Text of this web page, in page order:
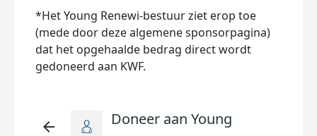
*Het Young Renewi-bestuur ziet erop toe
(mede door deze algemene sponsorpagina)
dat het opgehaalde bedrag direct wordt
gedoneerd aan KWF.
arrow_back Doneer aan Young